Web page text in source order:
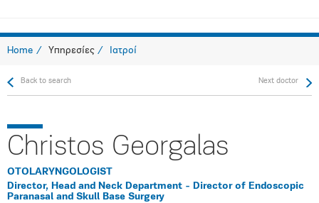
Home Υπηρεσίες Ιατροί
Back to search Next doctor
Christos Georgalas
OTOLARYNGOLOGIST
Director, Head and Neck Department - Director of Endoscopic
Paranasal and Skull Base Surgery